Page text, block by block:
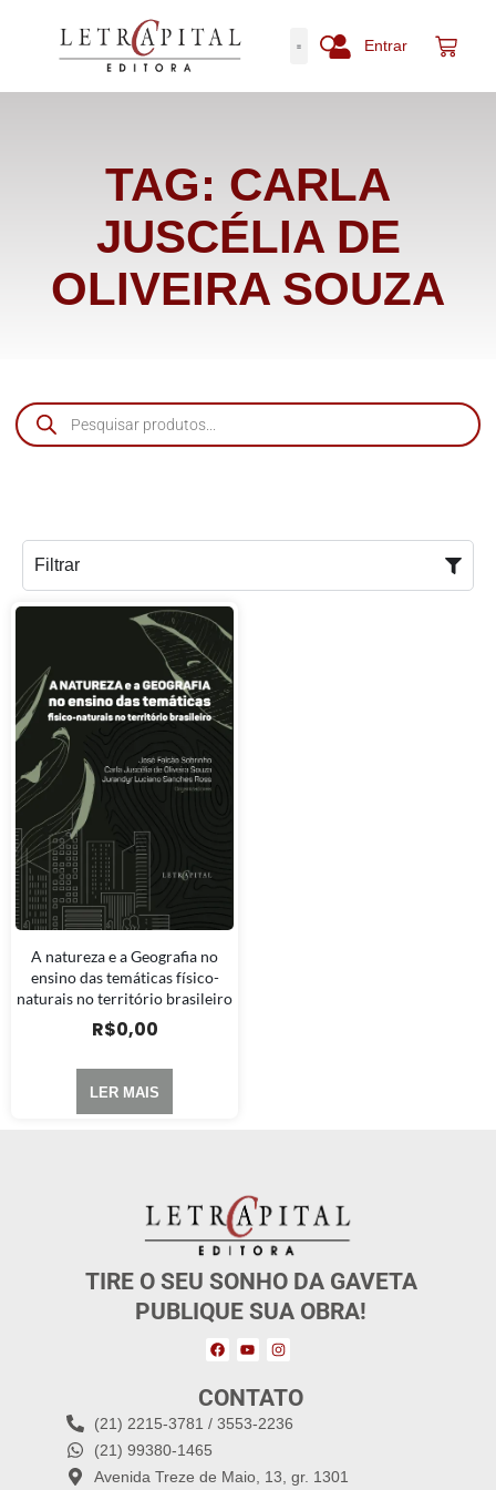
Entrar
TAG: CARLA
JUSCÉLIA DE
OLIVEIRA SOUZA
Filtrar
A natureza e a Geografia no
ensino das temáticas físico-
naturais no território brasileiro
R$0,00
LER MAIS
TIRE O SEU SONHO DA GAVETA
PUBLIQUE SUA OBRA!
CONTATO
(21) 2215-3781 / 3553-2236
(21) 99380-1465
Avenida Treze de Maio, 13, gr. 1301